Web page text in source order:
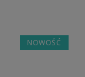
NOWOŚĆ